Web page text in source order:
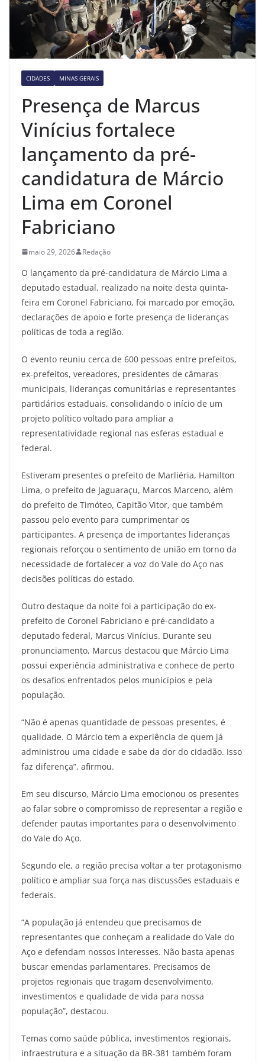
CIDADES MINAS GERAIS
Presença de Marcus
Vinícius fortalece
lançamento da pré-
candidatura de Márcio
Lima em Coronel
Fabriciano
maio 29, 2026 Redação
O lançamento da pré-candidatura de Márcio Lima a
deputado estadual, realizado na noite desta quinta-
feira em Coronel Fabriciano, foi marcado por emoção,
declarações de apoio e forte presença de lideranças
políticas de toda a região.
O evento reuniu cerca de 600 pessoas entre prefeitos,
ex-prefeitos, vereadores, presidentes de câmaras
municipais, lideranças comunitárias e representantes
partidários estaduais, consolidando o início de um
projeto político voltado para ampliar a
representatividade regional nas esferas estadual e
federal.
Estiveram presentes o prefeito de Marliéria, Hamilton
Lima, o prefeito de Jaguaraçu, Marcos Marceno, além
do prefeito de Timóteo, Capitão Vitor, que também
passou pelo evento para cumprimentar os
participantes. A presença de importantes lideranças
regionais reforçou o sentimento de união em torno da
necessidade de fortalecer a voz do Vale do Aço nas
decisões políticas do estado.
Outro destaque da noite foi a participação do ex-
prefeito de Coronel Fabriciano e pré-candidato a
deputado federal, Marcus Vinícius. Durante seu
pronunciamento, Marcus destacou que Márcio Lima
possui experiência administrativa e conhece de perto
os desafios enfrentados pelos municípios e pela
população.
“Não é apenas quantidade de pessoas presentes, é
qualidade. O Márcio tem a experiência de quem já
administrou uma cidade e sabe da dor do cidadão. Isso
faz diferença”, afirmou.
Em seu discurso, Márcio Lima emocionou os presentes
ao falar sobre o compromisso de representar a região e
defender pautas importantes para o desenvolvimento
do Vale do Aço.
Segundo ele, a região precisa voltar a ter protagonismo
político e ampliar sua força nas discussões estaduais e
federais.
“A população já entendeu que precisamos de
representantes que conheçam a realidade do Vale do
Aço e defendam nossos interesses. Não basta apenas
buscar emendas parlamentares. Precisamos de
projetos regionais que tragam desenvolvimento,
investimentos e qualidade de vida para nossa
população”, destacou.
Temas como saúde pública, investimentos regionais,
infraestrutura e a situação da BR-381 também foram